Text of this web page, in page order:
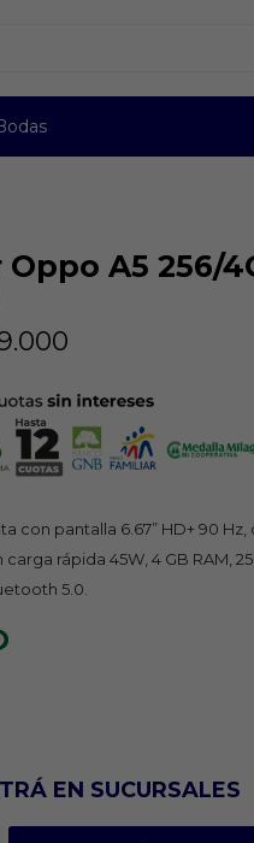
A5 256/
con pantalla 6.67” HD+ 90
rápida 45W, 4 GB RAM,
5.0.
EN SUCURSALES